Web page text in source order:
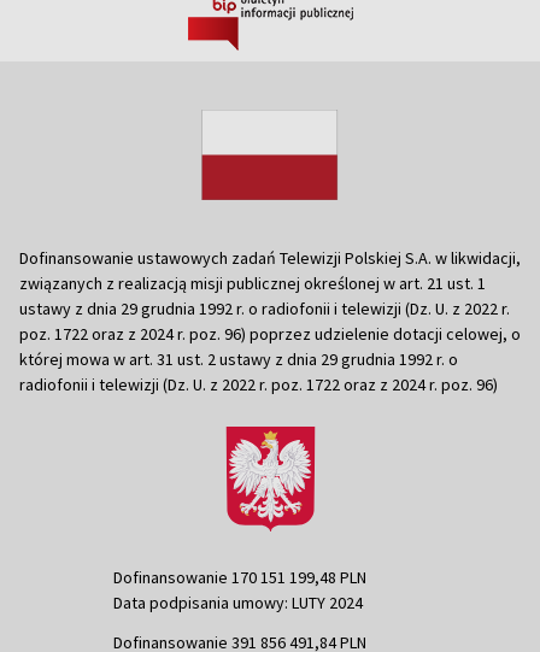
Dofinansowanie ustawowych zadań Telewizji Polskiej S.A. w likwidacji,
związanych z realizacją misji publicznej określonej w art. 21 ust. 1
ustawy z dnia 29 grudnia 1992 r. o radiofonii i telewizji (Dz. U. z 2022 r.
poz. 1722 oraz z 2024 r. poz. 96) poprzez udzielenie dotacji celowej, o
której mowa w art. 31 ust. 2 ustawy z dnia 29 grudnia 1992 r. o
radiofonii i telewizji (Dz. U. z 2022 r. poz. 1722 oraz z 2024 r. poz. 96)
Dofinansowanie 170 151 199,48 PLN
Data podpisania umowy: LUTY 2024
Dofinansowanie 391 856 491,84 PLN